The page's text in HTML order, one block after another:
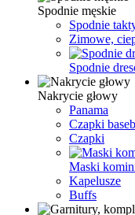
Spodnie męskie
Spodnie
Zimowe,
Spodnie
Nakrycie głowy
Panama
Czapki
Czapki
Maski
Kapelusze
Buffs